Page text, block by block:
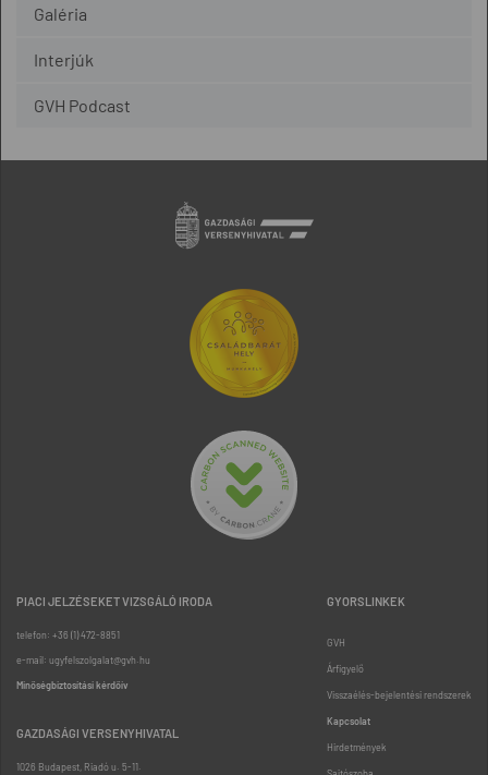
Galéria
Interjúk
GVH Podcast
PIACI JELZÉSEKET VIZSGÁLÓ IRODA
telefon: +36 (1) 472-8851
e-mail: ugyfelszolgalat@gvh.hu
Minőségbiztosítási kérdőív
GAZDASÁGI VERSENYHIVATAL
1026 Budapest, Riadó u. 5-11.
GYORSLINKEK
GVH
Árfigyelő
Visszaélés-bejelentési rendszerek
Kapcsolat
Hirdetmények